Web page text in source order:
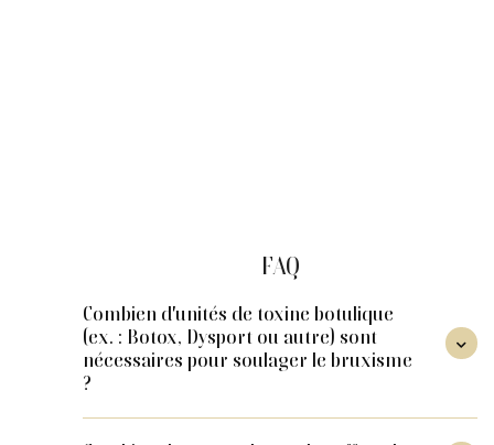
FAQ
Combien d'unités de toxine botulique
(ex. : Botox, Dysport ou autre) sont
nécessaires pour soulager le bruxisme
?
